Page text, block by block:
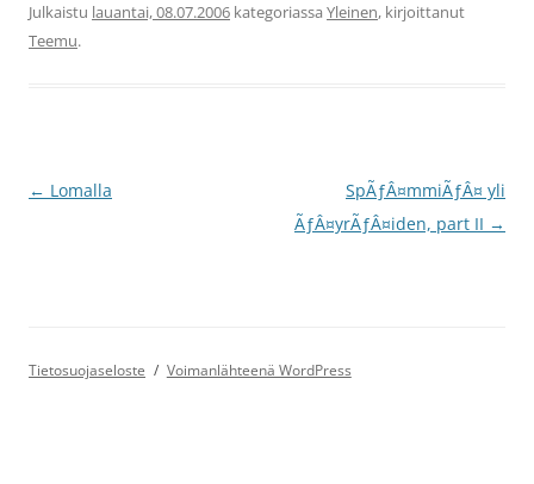
Julkaistu lauantai, 08.07.2006 kategoriassa Yleinen, kirjoittanut
Teemu.
Artikkelien
← Lomalla
SpÃƒÂ¤mmiÃƒÂ¤ yli
ÃƒÂ¤yrÃƒÂ¤iden, part II →
Tietosuojaseloste Voimanlähteenä WordPress